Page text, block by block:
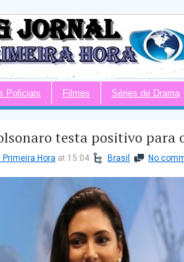
Policiais Filmes Séries de Drama
testa positivo para
Primeira Hora at 15:04 Brasil No